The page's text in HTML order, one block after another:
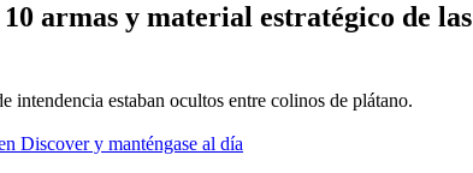
armas y material estratégico de
intendencia estaban ocultos entre colinos de plátano.
Discover y manténgase al día